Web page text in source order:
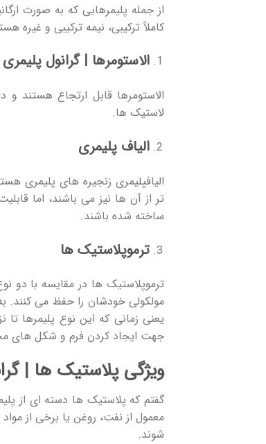
از جمله پلیمرهایی که به صورت
کاملاً ترکیبی، نیمه ترکیبی و
الاستومرها | گرانول
الاستومرها قابل ارتجاع هستند و
لاستیک ها.
الیاف پلیمری
الیافپلیمری زنجیره های پلیمری
تر از آن ها نیز می باشند، اما
ساخته شده باشند.
ترموپلاستیک ها
ترموپلاستیک ها در مقایسه با دو
مولکولی خودشان را حفظ می
یعنی زمانی که این نوع پلیمرها
جهت ایجاد کردن فرم و شکل های
ویژگی پلاستیک ها |
گفتم که پلاستیک ها دسته ای از
معمول از نفت، روغن یا برخی از
شوند.